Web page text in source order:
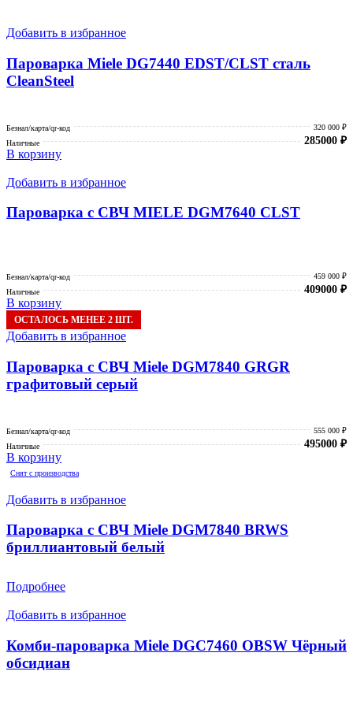
Добавить в избранное
Пароварка Miele DG7440 EDST/CLST сталь
CleanSteel
Безнал/карта/qr-код
320 000 ₽
Наличные
285000 ₽
В корзину
Добавить в избранное
Пароварка с СВЧ MIELE DGM7640 CLST
Безнал/карта/qr-код
459 000 ₽
Наличные
409000 ₽
В корзину
ОСТАЛОСЬ МЕНЕЕ 2 ШТ.
Добавить в избранное
Пароварка с СВЧ Miele DGM7840 GRGR
графитовый серый
Безнал/карта/qr-код
555 000 ₽
Наличные
495000 ₽
В корзину
Снят с производства
Добавить в избранное
Пароварка с СВЧ Miele DGM7840 BRWS
бриллиантовый белый
Подробнее
Добавить в избранное
Комби-пароварка Miele DGC7460 OBSW Чёрный
обсидиан